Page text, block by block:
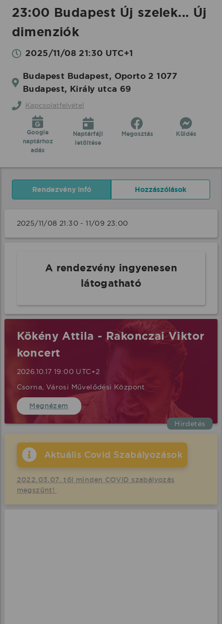
23:00 Budapest Új szelek... Új
dimenziók
2025/11/08 21:30 UTC+1
Budapest Budapest, Oporto 2 1077
Budapest, Király utca 69
Kapcsolatfelvétel
Google
naptárhoz
adás
Naptárfájl
letöltése
Megosztás Küldés
Rendezvény infó Hozzászólások
2025/11/08 21:30 - 11/09 23:00
A rendezvény ingyenesen
látogatható
Hirdetés
Kökény Attila - Rakonczai Viktor
koncert
2026.10.17 19:00 UTC+2
Csorna, Városi Művelődési Központ
Megnézem
Aktuális Covid Szabályozások
2022.03.07. től minden COVID szabályozás
megszűnt!